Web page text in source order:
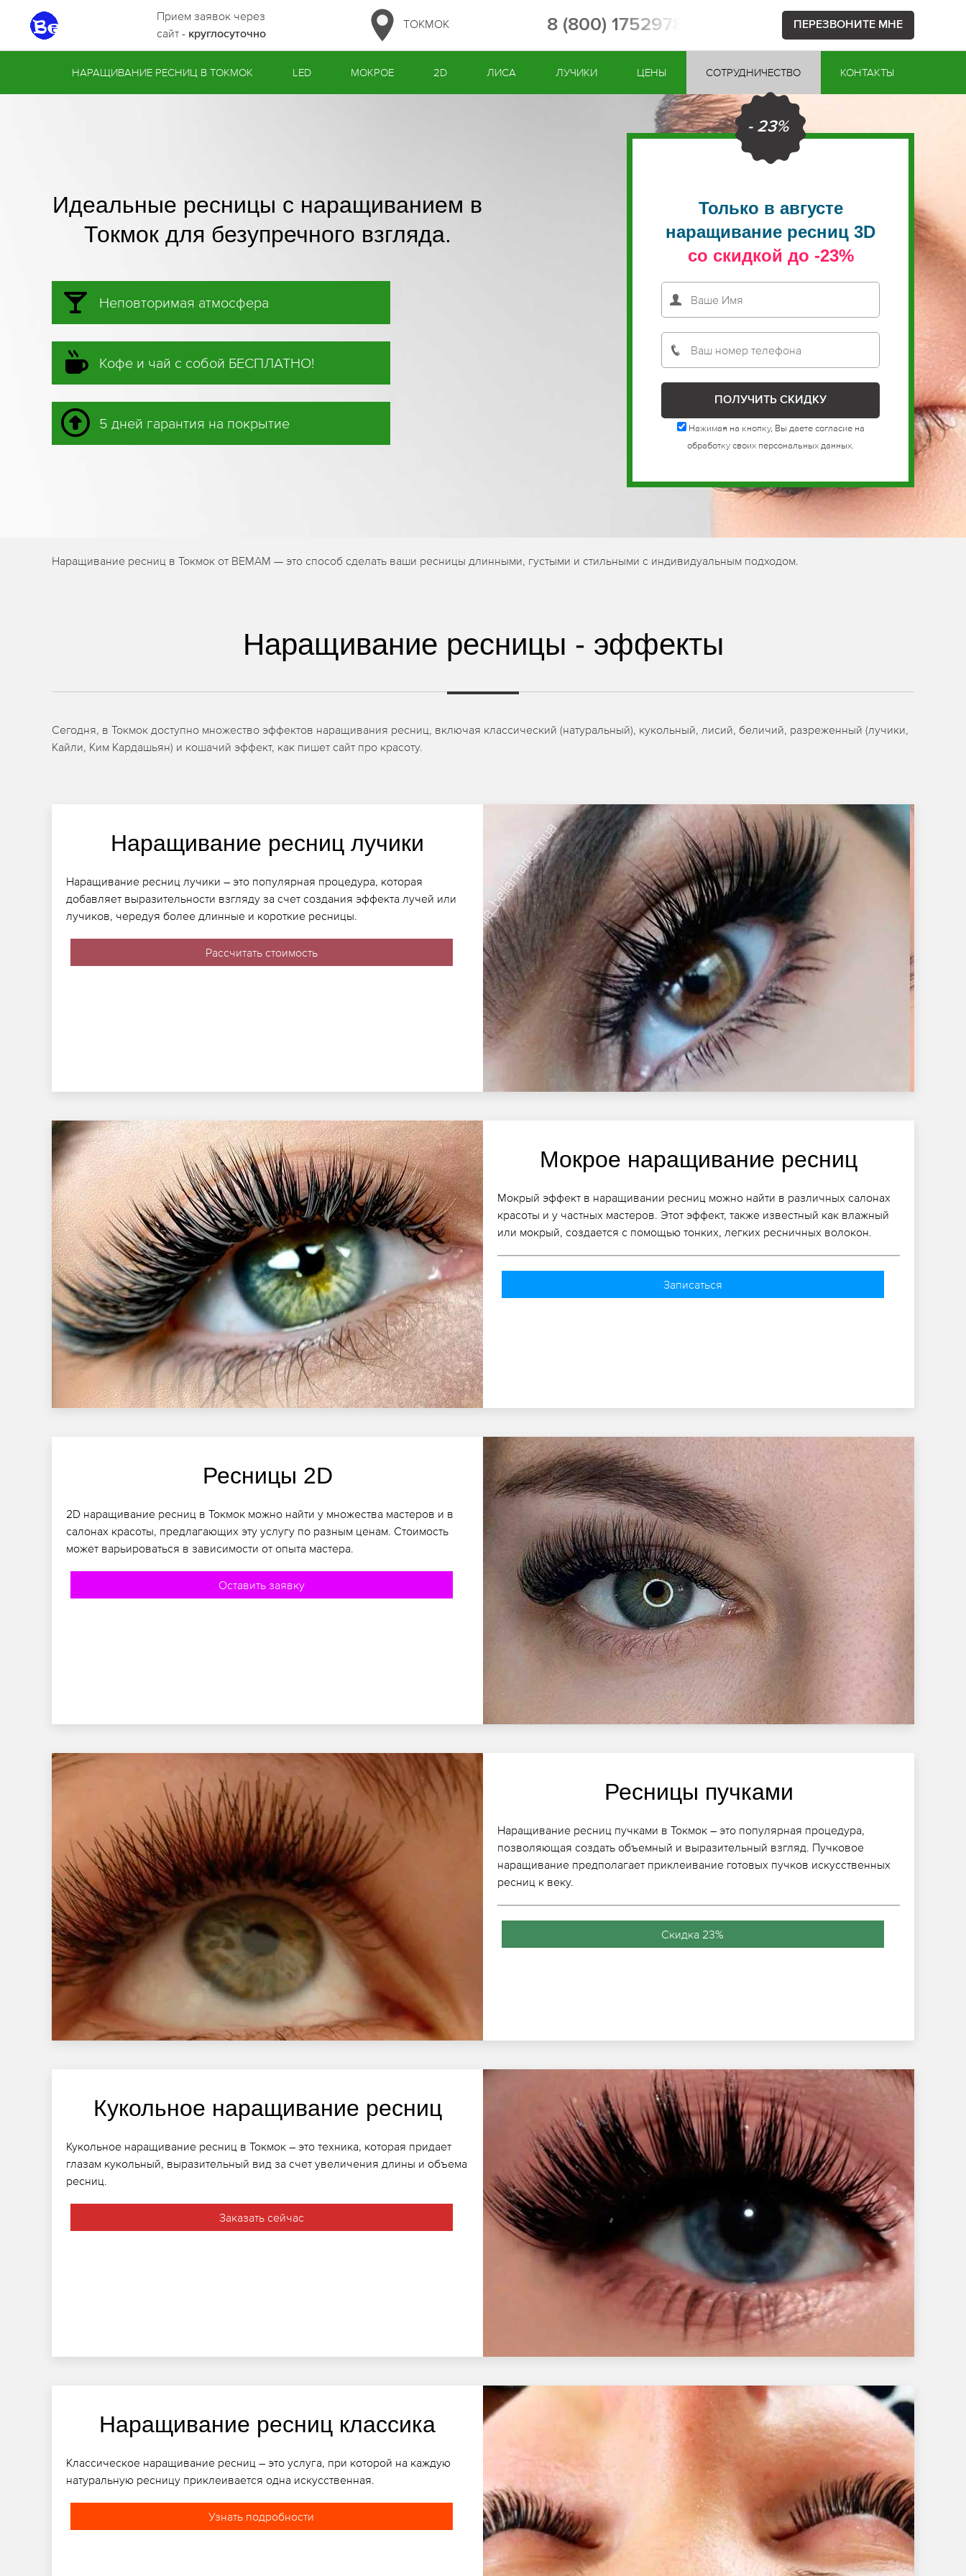
Прием заявок через
сайт - круглосуточно
ТОКМОК 8 (800) 1752978 ПЕРЕЗВОНИТЕ МНЕ
НАРАЩИВАНИЕ РЕСНИЦ В ТОКМОК LED МОКРОЕ 2D ЛИСА ЛУЧИКИ ЦЕНЫ СОТРУДНИЧЕСТВО КОНТАКТЫ
Идеальные ресницы с наращиванием в
Токмок для безупречного взгляда.
Неповторимая атмосфера
Кофе и чай с собой БЕСПЛАТНО!
5 дней гарантия на покрытие
- 23%
Только в августе
наращивание ресниц 3D
со скидкой до -23%
Нажимая на кнопку, Вы даете согласие на
обработку своих персональных данных.
Наращивание ресниц в Токмок от BEMAM — это способ сделать ваши ресницы длинными, густыми и стильными с индивидуальным подходом.
Наращивание ресницы - эффекты
Сегодня, в Токмок доступно множество эффектов наращивания ресниц, включая классический (натуральный), кукольный, лисий, беличий, разреженный (лучики,
Кайли, Ким Кардашьян) и кошачий эффект, как пишет сайт про красоту.
Наращивание ресниц лучики
Наращивание ресниц лучики – это популярная процедура, которая
добавляет выразительности взгляду за счет создания эффекта лучей или
лучиков, чередуя более длинные и короткие ресницы.
Рассчитать стоимость
Мокрое наращивание ресниц
Мокрый эффект в наращивании ресниц можно найти в различных салонах
красоты и у частных мастеров. Этот эффект, также известный как влажный
или мокрый, создается с помощью тонких, легких ресничных волокон.
Записаться
Ресницы 2D
2D наращивание ресниц в Токмок можно найти у множества мастеров и в
салонах красоты, предлагающих эту услугу по разным ценам. Стоимость
может варьироваться в зависимости от опыта мастера.
Оставить заявку
Ресницы пучками
Наращивание ресниц пучками в Токмок – это популярная процедура,
позволяющая создать объемный и выразительный взгляд. Пучковое
наращивание предполагает приклеивание готовых пучков искусственных
ресниц к веку.
Скидка 23%
Кукольное наращивание ресниц
Кукольное наращивание ресниц в Токмок – это техника, которая придает
глазам кукольный, выразительный вид за счет увеличения длины и объема
ресниц.
Заказать сейчас
Наращивание ресниц классика
Классическое наращивание ресниц – это услуга, при которой на каждую
натуральную ресницу приклеивается одна искусственная.
Узнать подробности